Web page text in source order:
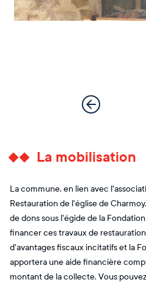
La mobilisation
La commune, en lien avec
Restauration de l'église de
de dons sous l'égide de la
financer ces travaux de
d'avantages fiscaux incitatifs et la
apportera une aide financière
montant de la collecte. Vous